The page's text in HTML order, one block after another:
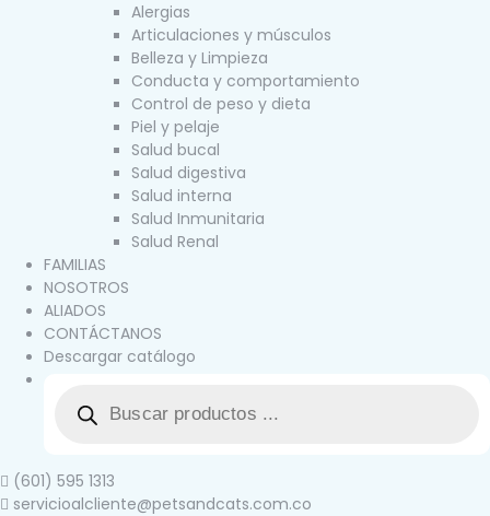
Alergias
Articulaciones y músculos
Belleza y Limpieza
Conducta y comportamiento
Control de peso y dieta
Piel y pelaje
Salud bucal
Salud digestiva
Salud interna
Salud Inmunitaria
Salud Renal
FAMILIAS
NOSOTROS
ALIADOS
CONTÁCTANOS
Descargar catálogo
(601) 595 1313
servicioalcliente@petsandcats.com.co